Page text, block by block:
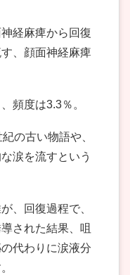
経麻痺から回復
、顔面神経麻痺
頻度は3.3％。
の古い物語や、
涙を流すという
、回復過程で、
された結果、咀
代わりに涙液分